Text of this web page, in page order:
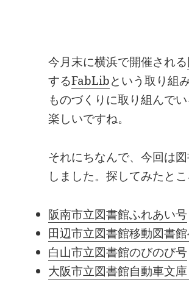
今月末に横浜で開催される
するFabLibという取り組
ものづくりに取り組んで
楽しいですね。
それにちなんで、今回は
しました。探してみたと
阪南市立図書館ふれあい号
田辺市立図書館移動図書
白山市立図書館のびのび号
大阪市立図書館自動車文